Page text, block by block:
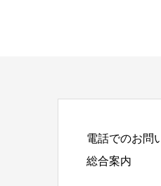
電話でのお問
総合案内